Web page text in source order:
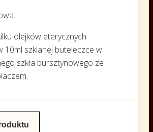
olejków eterycznych
10ml szklanej buteleczce w
szkła bursztynowego ze